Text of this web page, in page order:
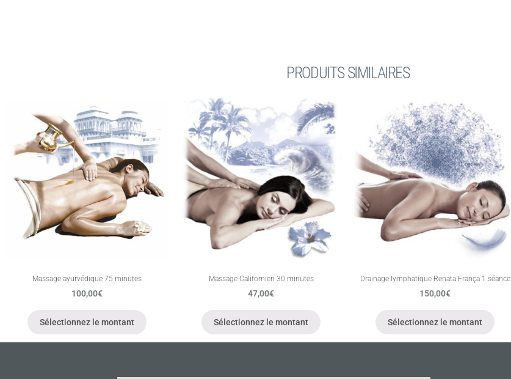
PRODUITS SIMILAIRES
Massage ayurvédique 75 minutes
100,00€
Sélectionnez le montant
Massage Californien 30 minutes
47,00€
Sélectionnez le montant
Drainage lymphatique Renata França 1 séance
150,00€
Sélectionnez le montant